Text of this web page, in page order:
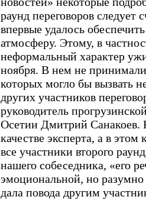
раунд переговоров следует
впервые удалось
атмосферу. Этому, в
неформальный характер
ноября. В нем не
которых могло бы вызвать
других участников
руководитель
Осетии Дмитрий Санакоев.
качестве эксперта, а в
все участники второго
нашего собеседника, «его
эмоциональной, но
дала повода другим